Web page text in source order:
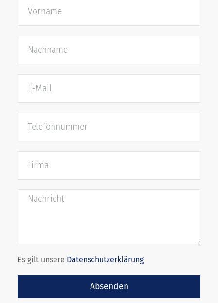
Es gilt unsere Datenschutzerklärung
Absenden